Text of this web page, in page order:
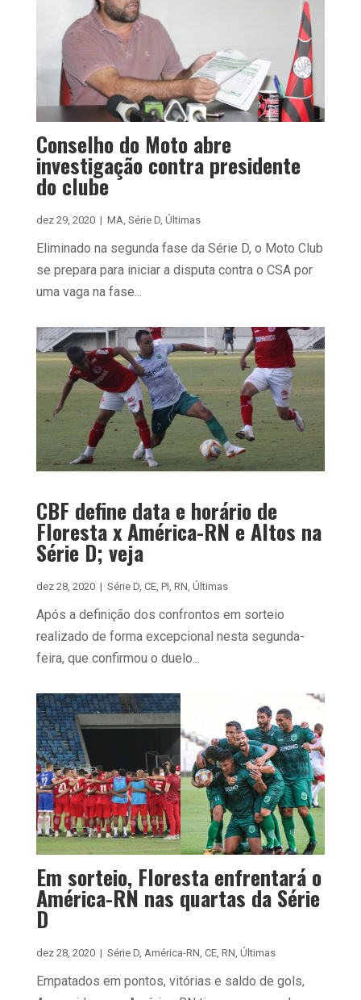
Conselho do Moto abre
investigação contra presidente
do clube
dez 29, 2020 | MA, Série D, Últimas
Eliminado na segunda fase da Série D, o Moto Club
se prepara para iniciar a disputa contra o CSA por
uma vaga na fase...
CBF define data e horário de
Floresta x América-RN e Altos na
Série D; veja
dez 28, 2020 | Série D, CE, PI, RN, Últimas
Após a definição dos confrontos em sorteio
realizado de forma excepcional nesta segunda-
feira, que confirmou o duelo...
Em sorteio, Floresta enfrentará o
América-RN nas quartas da Série
D
dez 28, 2020 | Série D, América-RN, CE, RN, Últimas
Empatados em pontos, vitórias e saldo de gols,